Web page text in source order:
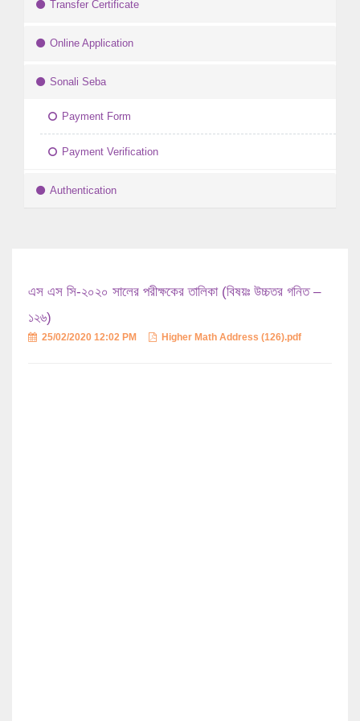
Transfer Certificate
Online Application
Sonali Seba
Payment Form
Payment Verification
Authentication
এস এস সি-২০২০ সালের পরীক্ষকের তালিকা (বিষয়ঃ উচ্চতর গনিত –
১২৬)
25/02/2020 12:02 PM Higher Math Address (126).pdf